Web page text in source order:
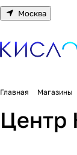
Москва
Главная Магазины
Центр